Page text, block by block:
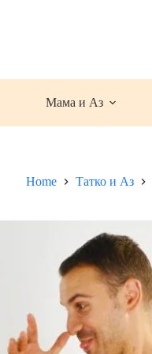
Мама и Аз
Home Татко и Аз